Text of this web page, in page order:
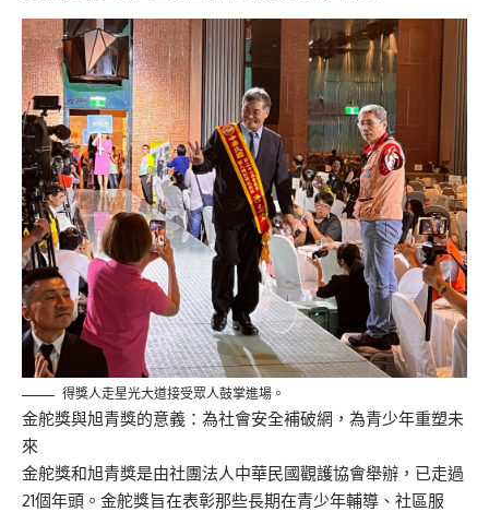
得獎人走星光大道接受眾人鼓掌進場。
金舵獎與旭青獎的意義：為社會安全補破網，為青少年重塑未
來
金舵獎和旭青獎是由社團法人中華民國觀護協會舉辦，已走過
21個年頭。金舵獎旨在表彰那些長期在青少年輔導、社區服